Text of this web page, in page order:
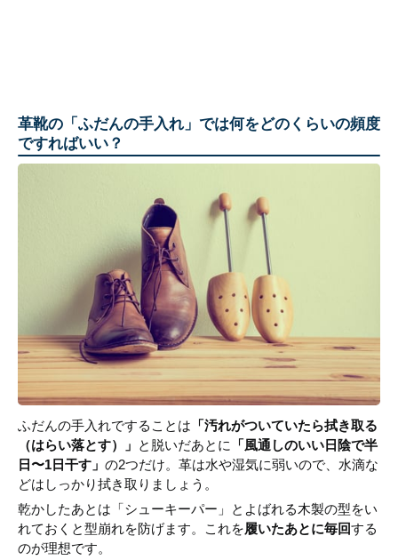
革靴の「ふだんの手入れ」では何をどのくらいの頻度
ですればいい？
ふだんの手入れですることは 「汚れがついていたら拭き取る
（はらい落とす）」 と脱いだあとに
「風通しのいい日陰で半
日〜1日干す」 の2つだけ。革は水や湿気に弱いので、水滴な
どはしっかり拭き取りましょう。
乾かしたあとは「シューキーパー」とよばれる木製の型をい
れておくと型崩れを防げます。これを履いたあとに毎回する
のが理想です。